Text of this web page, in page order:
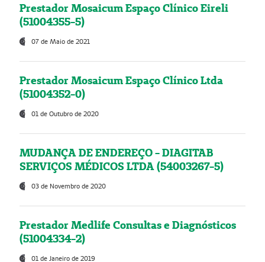
Prestador Mosaicum Espaço Clínico Eireli
(51004355-5)
07 de Maio de 2021
Prestador Mosaicum Espaço Clínico Ltda
(51004352-0)
01 de Outubro de 2020
MUDANÇA DE ENDEREÇO - DIAGITAB
SERVIÇOS MÉDICOS LTDA (54003267-5)
03 de Novembro de 2020
Prestador Medlife Consultas e Diagnósticos
(51004334-2)
01 de Janeiro de 2019